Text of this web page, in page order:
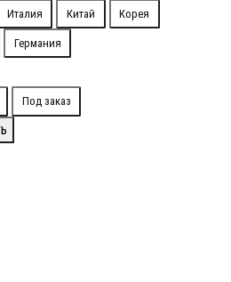
Италия Китай Корея
Германия
Под заказ